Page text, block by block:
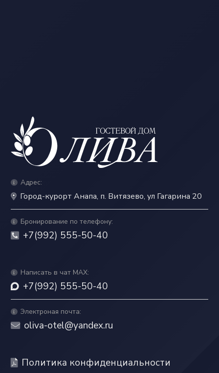
Адрес:
Город-курорт Анапа, п. Витязево, ул Гагарина 20
Бронирование по телефону:
+7(992) 555-50-40
Написать в чат MAX:
+7(992) 555-50-40
Электроная почта:
oliva-otel@yandex.ru
Политика конфиденциальности